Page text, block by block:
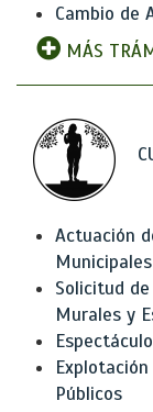
Cambio de
MÁS
Actuación
Municipales
Solicitud
Murales y
Públicos